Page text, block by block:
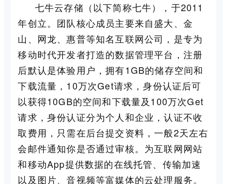
七牛云存储（以下简称七牛），于2011
年创立。团队核心成员主要来自盛大、金
山、网龙、惠普等知名互联网公司，是专为
移动时代开发者打造的数据管理平台，注册
后默认是体验用户，拥有1GB的储存空间和
下载流量，10万次Get请求，身份认证后可
以获得10GB的空间和下载量及100万次Get
请求，身份认证分为个人和企业，认证不收
取费用，只需在后台提交资料，一般2天左右
会邮件通知你是否通过审核。为互联网网站
和移动App提供数据的在线托管、传输加速
以及图片、音视频等富媒体的云处理服务。